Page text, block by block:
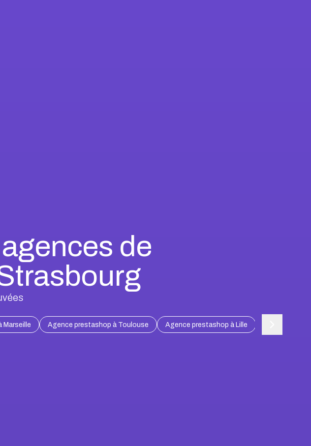
de
Marseille Agence prestashop à Toulouse Agence prestashop à Lille